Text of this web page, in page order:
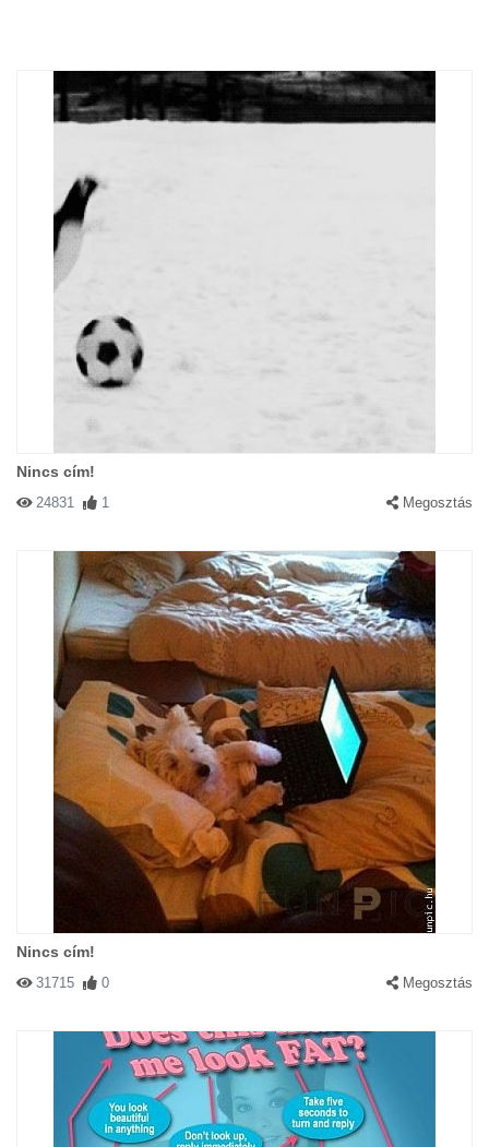
Nincs cím!
24831 1 Megosztás
Nincs cím!
31715 0 Megosztás